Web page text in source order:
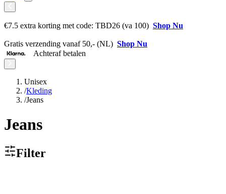
€7.5 extra korting met code: TBD26 (va 100) Shop Nu
Gratis verzending vanaf 50,- (NL) Shop Nu
Achteraf betalen
Unisex
/Kleding
/Jeans
Jeans
Filter